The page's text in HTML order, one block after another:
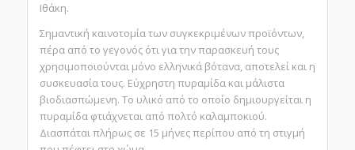
Ιθάκη.
Σημαντική καινοτομία των συγκεκριμένων προϊόντων,
πέρα από το γεγονός ότι για την παρασκευή τους
χρησιμοποιούνται μόνο ελληνικά βότανα, αποτελεί και η
συσκευασία τους. Εύχρηστη πυραμίδα και μάλιστα
βιοδιασπώμενη. Το υλικό από το οποίο δημιουργείται η
πυραμίδα φτιάχνεται από πολτό καλαμποκιού.
Διασπάται πλήρως σε 15 μήνες περίπου από τη στιγμή